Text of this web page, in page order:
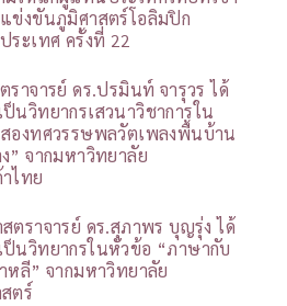
ข่งขันภูมิศาสตร์โอลิมปิก
ระเทศ ครั้งที่ 22
ราจารย์ ดร.ปรมินท์ จารุวร ได้
นวิทยากรเสวนาวิชาการใน
องทศวรรษพลวัตเพลงพื้นบ้าน
” จากมหาวิทยาลัย
ไทย
ตราจารย์ ดร.สุภาพร บุญรุ่ง ได้
ป็นวิทยากรในหัวข้อ “ภาษากับ
หลี” จากมหาวิทยาลัย
ตร์